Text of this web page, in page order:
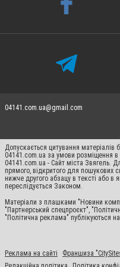
04141.com.ua@gmail.com
Допускається цитування матеріалів
04141.com.ua за умови розміщення в
04141.com.ua - Сайт міста Звягель.
прямого, відкритого для пошукових
нижче другого абзацу в тексті або
переслідується Законом.
Матеріали з плашками "Новини
"Партнерський спецпроєкт",
"Політична реклама" публікуються
Реклама на сайті Франшиза